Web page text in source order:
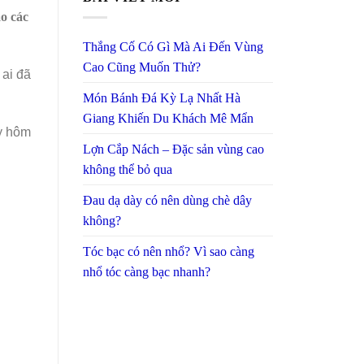
các
đã
hôm
Thắng Cố Có Gì Mà Ai Đến Vùng
Cao Cũng Muốn Thử?
Món Bánh Đá Kỳ Lạ Nhất Hà
Giang Khiến Du Khách Mê Mẩn
Lợn Cắp Nách – Đặc sản vùng cao
không thể bỏ qua
Đau dạ dày có nên dùng chè dây
không?
Tóc bạc có nên nhổ? Vì sao càng
nhổ tóc càng bạc nhanh?